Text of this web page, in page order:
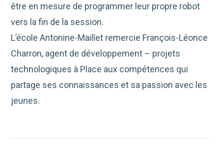
être en mesure de programmer leur propre robot
vers la fin de la session.
L’école Antonine-Maillet remercie François-Léonce
Charron, agent de développement – projets
technologiques à Place aux compétences qui
partage ses connaissances et sa passion avec les
jeunes.